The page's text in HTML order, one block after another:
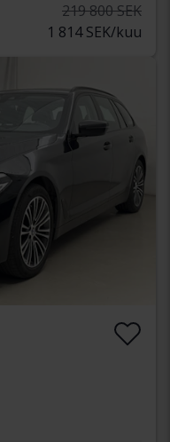
219 800 SEK
1 814 SEK/kuu